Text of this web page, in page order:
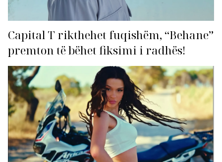
Capital T rikthehet fuqishëm, “Behane”
premton të bëhet fiksimi i radhës!